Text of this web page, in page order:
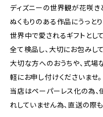
ディズニーの世界観が花咲
ぬくもりのある作品にうっとり
世界中で愛されるギフトとし
全て検品し、大切にお包みし
大切な方へのおうちや、式場
軽にお申し付けくださいませ。
当店はペーパーレス化の為
れしていません為、直送の際も